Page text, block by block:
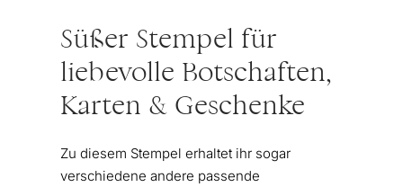
Süßer Stempel für
liebevolle Botschaften,
Karten & Geschenke
Zu diesem Stempel erhaltet ihr sogar
verschiedene andere passende